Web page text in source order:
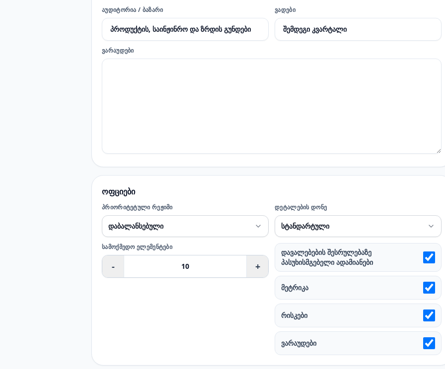
ᲐᲣᲓᲘᲢᲝᲠᲘᲐ / ᲑᲐᲖᲐᲠᲘ ᲕᲐᲓᲔᲑᲘ
ᲕᲐᲠᲐᲣᲓᲔᲑᲘ
ოფციები
ᲞᲠᲘᲝᲠᲘᲢᲔᲢᲣᲚᲘ ᲠᲔᲟᲘᲛᲘ ᲓᲔᲢᲐᲚᲔᲑᲘᲡ ᲓᲝᲜᲔ
ᲡᲐᲛᲝᲥᲛᲔᲓᲝ ᲔᲚᲔᲛᲔᲜᲢᲔᲑᲘ
- +
დავალებების შესრულებაზე
პასუხისმგებელი ადამიანები
მეტრიკა
რისკები
ვარაუდები